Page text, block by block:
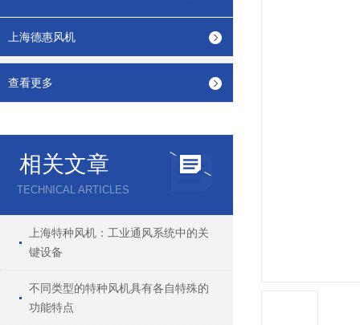
上海德惠风机
查看更多
相关文章
TECHNICAL ARTICLES
上海特种风机：工业通风系统中的关
键设备
不同类型的特种风机具有各自特殊的
功能特点